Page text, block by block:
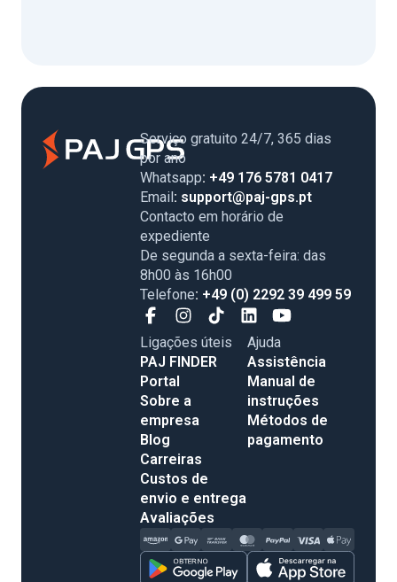
Serviço gratuito 24/7, 365 dias
por ano
Whatsapp: +49 176 5781 0417
Email: support@paj-gps.pt
Contacto em horário de
expediente
De segunda a sexta-feira: das
8h00 às 16h00
Telefone: +49 (0) 2292 39 499 59
Ligações úteis
PAJ FINDER
Portal
Sobre a
empresa
Blog
Carreiras
Custos de
envio e entrega
Avaliações
Ajuda
Assistência
Manual de
instruções
Métodos de
pagamento